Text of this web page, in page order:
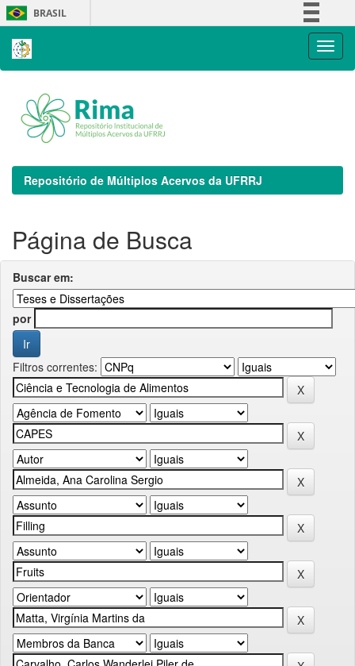
Skip
navigation
BRASIL
Repositório de Múltiplos Acervos da UFRRJ
Página de Busca
Buscar em:
por
Filtros correntes: